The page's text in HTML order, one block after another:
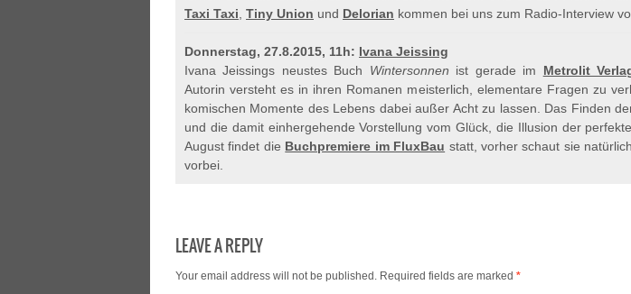
Taxi Taxi Tiny Union und Delorian kommen bei uns zum Radio-Interview
Donnerstag, 27.8.2015, 11h: Ivana Jeissing
Ivana Jeissings neustes Buch Wintersonnen ist gerade im Metrolit
Autorin versteht es in ihren Romanen meisterlich, elementare Fragen zu
komischen Momente des Lebens dabei außer Acht zu lassen. Das Finden
und die damit einhergehende Vorstellung vom Glück, die Illusion der
August findet die Buchpremiere im FluxBau statt, vorher schaut sie
vorbei.
LEAVE A REPLY
Your email address will not be published. Required fields are marked *